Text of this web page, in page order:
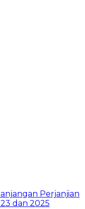
Perjanjian
dan 2025